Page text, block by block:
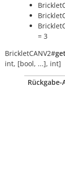
= 3
BrickletCANV2#
int, [bool, ...], int]
Rückgabe-